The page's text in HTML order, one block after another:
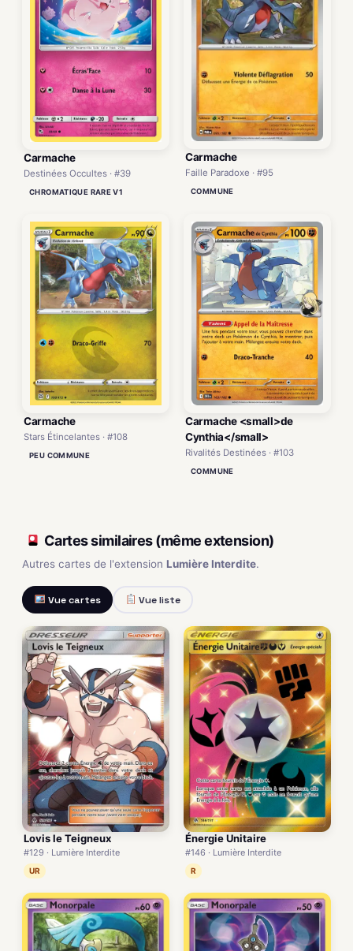
Carmache
Destinées Occultes · #39
CHROMATIQUE RARE V1
Carmache
Faille Paradoxe · #95
COMMUNE
Carmache
Stars Étincelantes · #108
PEU COMMUNE
Carmache <small>de
Cynthia</small>
Rivalités Destinées · #103
COMMUNE
Cartes similaires (même extension)
Autres cartes de l'extension Lumière Interdite.
Vue cartes Vue liste
Lovis le Teigneux
#129 · Lumière Interdite
UR
Énergie Unitaire
#146 · Lumière Interdite
R